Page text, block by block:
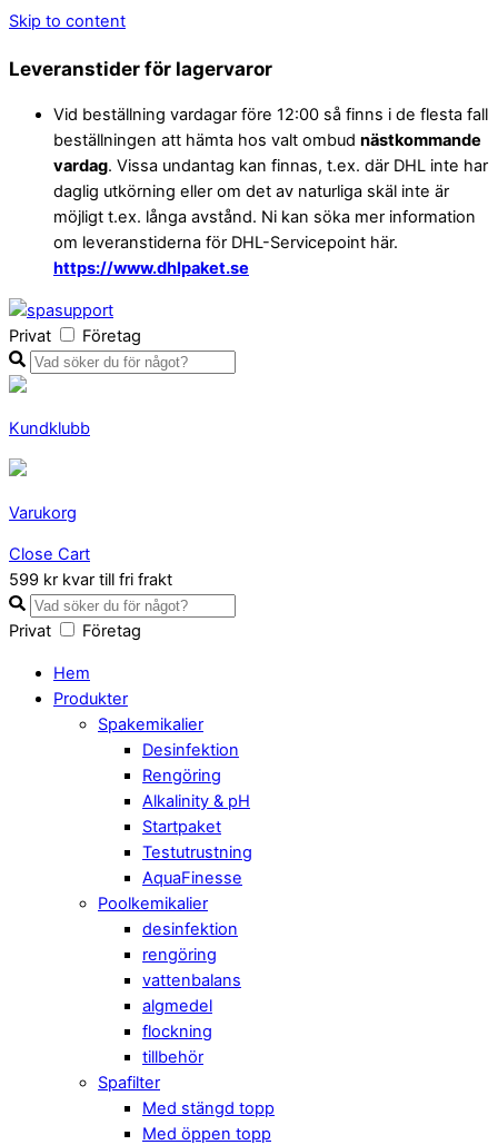
Skip to content
Leveranstider för lagervaror
Vid beställning vardagar före 12:00 så finns i de flesta fall
beställningen att hämta hos valt ombud nästkommande
vardag. Vissa undantag kan finnas, t.ex. där DHL inte har
daglig utkörning eller om det av naturliga skäl inte är
möjligt t.ex. långa avstånd. Ni kan söka mer information
om leveranstiderna för DHL-Servicepoint här.
https://www.dhlpaket.se
Privat Företag
Kundklubb
Varukorg
Close Cart
599 kr kvar till fri frakt
Privat Företag
Hem
Produkter
Spakemikalier
Desinfektion
Rengöring
Alkalinity & pH
Startpaket
Testutrustning
AquaFinesse
Poolkemikalier
desinfektion
rengöring
vattenbalans
algmedel
flockning
tillbehör
Spafilter
Med stängd topp
Med öppen topp